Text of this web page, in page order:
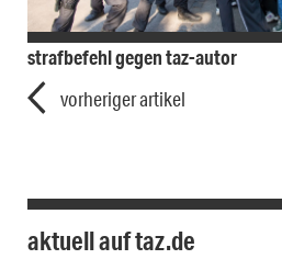
strafbefehl gegen taz-autor
vorheriger artikel
aktuell auf taz.de